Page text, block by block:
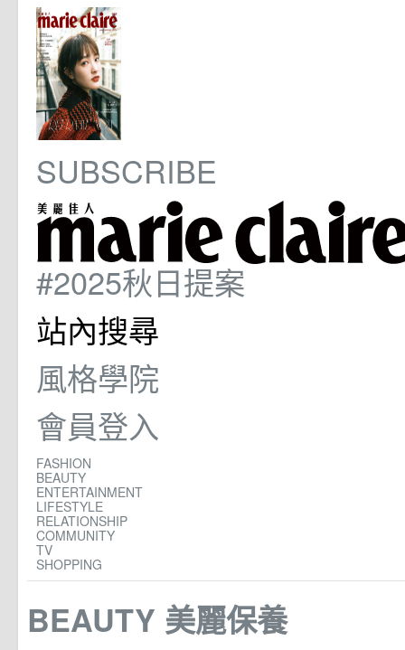
SUBSCRIBE
#2025秋日提案
站內搜尋
風格學院
會員登入
FASHION
BEAUTY
ENTERTAINMENT
LIFESTYLE
RELATIONSHIP
COMMUNITY
TV
SHOPPING
BEAUTY 美麗保養